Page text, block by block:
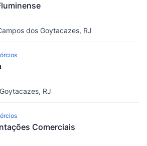
dos Goytacazes, RJ
RJ
Comerciais